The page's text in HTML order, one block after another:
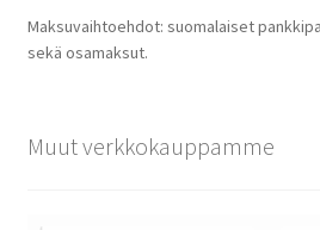
Maksuvaihtoehdot: suomalaiset
sekä osamaksut.
Muut verkkokauppamme